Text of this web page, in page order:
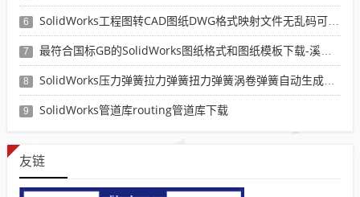
6 SolidWorks工程图转CAD图纸DWG格式映射文件无乱码可分层-溪风亲测推荐
7 最符合国标GB的SolidWorks图纸格式和图纸模板下载-溪风专用版
8 SolidWorks压力弹簧拉力弹簧扭力弹簧涡卷弹簧自动生成宏程序下载
9 SolidWorks管道库routing管道库下载
友链